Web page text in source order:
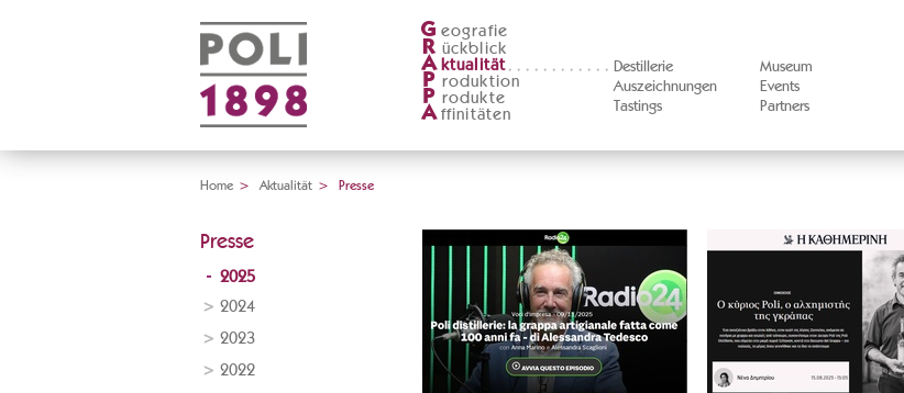
G eografie
R ückblick
A ktualität
Destillerie
Auszeichnungen
Tastings
Museum
Events
Partners
P roduktion
P rodukte
A ffinitäten
Home > Aktualität > Presse
Presse
2025
2024
2023
2022